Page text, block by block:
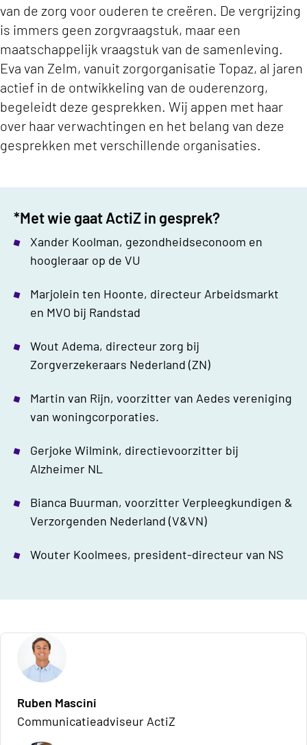
van de zorg voor ouderen te creëren. De vergrijzing
is immers geen zorgvraagstuk, maar een
maatschappelijk vraagstuk van de samenleving.
Eva van Zelm, vanuit zorgorganisatie Topaz, al jaren
actief in de ontwikkeling van de ouderenzorg,
begeleidt deze gesprekken. Wij appen met haar
over haar verwachtingen en het belang van deze
gesprekken met verschillende organisaties.
*Met wie gaat ActiZ in gesprek?
Xander Koolman, gezondheidseconoom en
hoogleraar op de VU
Marjolein ten Hoonte, directeur Arbeidsmarkt
en MVO bij Randstad
Wout Adema, directeur zorg bij
Zorgverzekeraars Nederland (ZN)
Martin van Rijn, voorzitter van Aedes vereniging
van woningcorporaties.
Gerjoke Wilmink, directievoorzitter bij
Alzheimer NL
Bianca Buurman, voorzitter Verpleegkundigen &
Verzorgenden Nederland (V&VN)
Wouter Koolmees, president-directeur van NS
Ruben Mascini
Communicatieadviseur ActiZ